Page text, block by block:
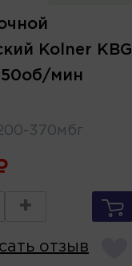
Kolner KBG
мин
370мбг
+
отзыв